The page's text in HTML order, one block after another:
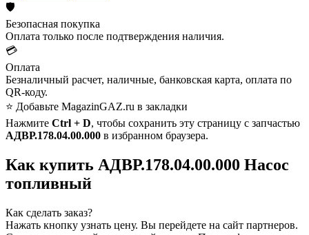
🛡️
Безопасная покупка
Оплата только после подтверждения наличия.
💳
Оплата
Безналичный расчет, наличные, банковская карта, оплата по
QR-коду.
⭐ Добавьте MagazinGAZ.ru в закладки
Нажмите Ctrl + D, чтобы сохранить эту страницу с запчастью
АДВР.178.04.00.000 в избранном браузера.
Как купить АДВР.178.04.00.000 Насос
топливный
Как сделать заказ?
Нажать кнопку узнать цену. Вы перейдете на сайт партнеров.